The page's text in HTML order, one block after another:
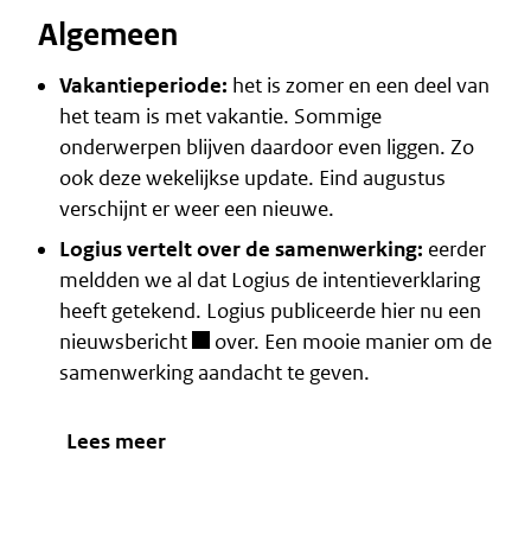
Algemeen
Vakantieperiode: het is zomer en een deel van
het team is met vakantie. Sommige
onderwerpen blijven daardoor even liggen. Zo
ook deze wekelijkse update. Eind augustus
verschijnt er weer een nieuwe.
Logius vertelt over de samenwerking: eerder
meldden we al dat Logius de intentieverklaring
heeft getekend. Logius publiceerde hier nu een
nieuwsbericht
over. Een mooie manier om de
samenwerking aandacht te geven.
Lees meer